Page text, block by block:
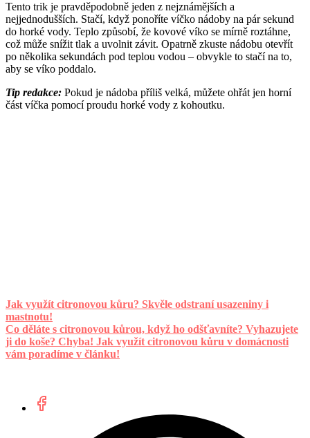
Tento trik je pravděpodobně jeden z nejznámějších a
nejjednodušších. Stačí, když ponoříte víčko nádoby na pár sekund
do horké vody. Teplo způsobí, že kovové víko se mírně roztáhne,
což může snížit tlak a uvolnit závit. Opatrně zkuste nádobu otevřít
po několika sekundách pod teplou vodou – obvykle to stačí na to,
aby se víko poddalo.
Tip redakce: Pokud je nádoba příliš velká, můžete ohřát jen horní
část víčka pomocí proudu horké vody z kohoutku.
Jak využít citronovou kůru? Skvěle odstraní usazeniny i
mastnotu!
Co děláte s citronovou kůrou, když ho odšťavníte? Vyhazujete
ji do koše? Chyba! Jak využít citronovou kůru v domácnosti
vám poradíme v článku!